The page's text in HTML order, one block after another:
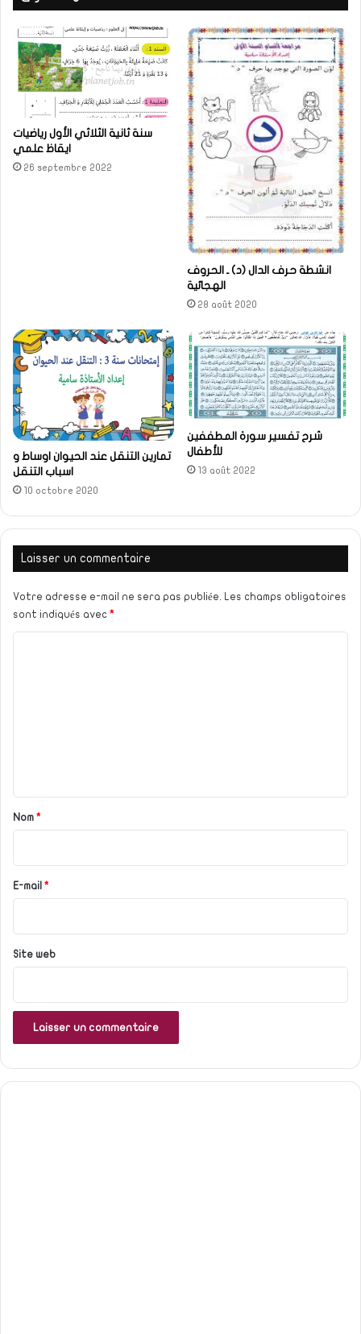
سنة ثانية الثلاثي الأول رياضيات
ايقاظ علمي
26 septembre 2022
انشطة حرف الدال (د) ـ الحروف
الهجائية
28 août 2020
تمارين التنقل عند الحيوان اوساط و
اسباب التنقل
10 octobre 2020
شرح تفسير سورة المطففين
للأطفال
13 août 2022
Laisser un commentaire
Votre adresse e-mail ne sera pas publiée. Les champs obligatoires
sont indiqués avec *
a
r
e
Nom *
E-mail *
Site web